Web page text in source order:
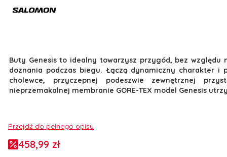
Buty Genesis to idealny towarzysz przygód, bez względu
doznania podczas biegu. Łączą dynamiczny charakter i
cholewce, przyczepnej podeszwie zewnętrznej
nieprzemakalnej membranie GORE-TEX model Genesis
Przejdź do pełnego opisu
458,99 zł